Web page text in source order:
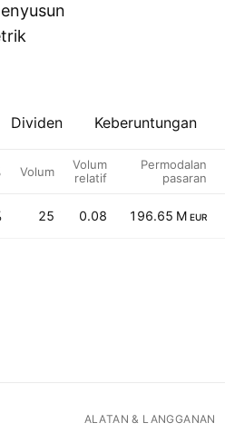
Dividen Keberuntungan
Volum
Volum
relatif
Permodalan
pasaran
25 0.08 196.65 M EUR
ALATAN & LANGGANAN